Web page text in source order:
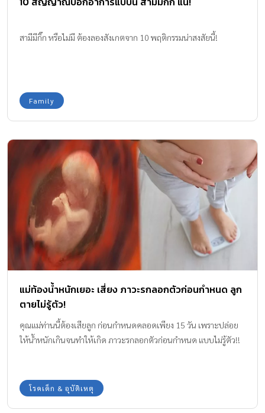
แม่ท้องน้ำหนักเยอะ เสี่ยง ภาวะรกลอกตัวก่อนกำหนด ลูก
คุณแม่ท่านนี้ต้องเสียลูก ก่อนกำหนดคลอดเพียง 15 วัน เพราะปล่อย
ให้น้ำหนักเกินจนทำให้เกิด ภาวะรกลอกตัวก่อนกำหนด แบบไม่รู้ตัว!!
โรคเด็ก & อุบัติเหตุ
“หุ่นมือถุงเท้า” ของเล่นเด็กทารก ฝึกลูกทั้งฉลาดทั้งสนุก